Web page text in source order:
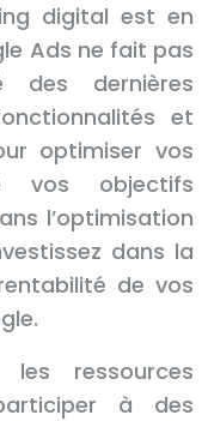
digital est en
Ads ne fait pas
des dernières
et
optimiser vos
vos objectifs
l’optimisation
dans la
de vos
les ressources
à des